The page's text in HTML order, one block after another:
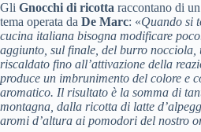
Gli Gnocchi di ricotta raccontano di
tema operata da De Marc: «Quando si
cucina italiana bisogna modificare
aggiunto, sul finale, del burro
riscaldato fino all’attivazione della
produce un imbrunimento del colore e
aromatico. Il risultato è la somma di
montagna, dalla ricotta di latte
aromi d’altura ai pomodori del nostro